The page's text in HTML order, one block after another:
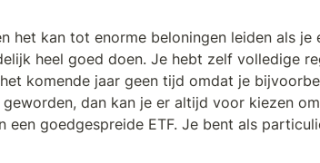
het kan tot enorme beloningen leiden als je
heel goed doen. Je hebt zelf volledige
komende jaar geen tijd omdat je
dan kan je er altijd voor kiezen
goedgespreide ETF. Je bent als